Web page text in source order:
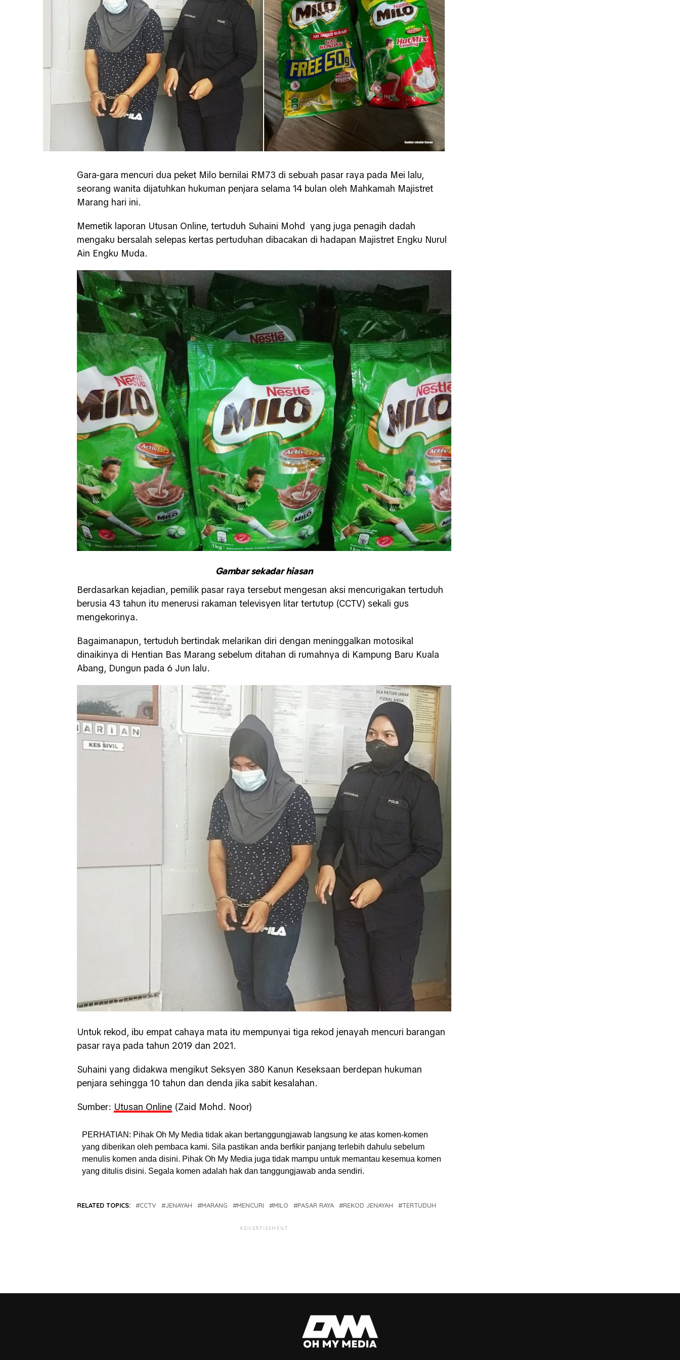
Gara-gara mencuri dua peket Milo bernilai RM73 di sebuah pasar raya pada Mei lalu,
seorang wanita dijatuhkan hukuman penjara selama 14 bulan oleh Mahkamah Majistret
Marang hari ini.
Memetik laporan Utusan Online, tertuduh Suhaini Mohd yang juga penagih dadah
mengaku bersalah selepas kertas pertuduhan dibacakan di hadapan Majistret Engku Nurul
Ain Engku Muda.
Gambar sekadar hiasan
Berdasarkan kejadian, pemilik pasar raya tersebut mengesan aksi mencurigakan tertuduh
berusia 43 tahun itu menerusi rakaman televisyen litar tertutup (CCTV) sekali gus
mengekorinya.
Bagaimanapun, tertuduh bertindak melarikan diri dengan meninggalkan motosikal
dinaikinya di Hentian Bas Marang sebelum ditahan di rumahnya di Kampung Baru Kuala
Abang, Dungun pada 6 Jun lalu.
Untuk rekod, ibu empat cahaya mata itu mempunyai tiga rekod jenayah mencuri barangan
pasar raya pada tahun 2019 dan 2021.
Suhaini yang didakwa mengikut Seksyen 380 Kanun Keseksaan berdepan hukuman
penjara sehingga 10 tahun dan denda jika sabit kesalahan.
Sumber: Utusan Online (Zaid Mohd. Noor)
PERHATIAN: Pihak Oh My Media tidak akan bertanggungjawab langsung ke atas komen-komen
yang diberikan oleh pembaca kami. Sila pastikan anda berfikir panjang terlebih dahulu sebelum
menulis komen anda disini. Pihak Oh My Media juga tidak mampu untuk memantau kesemua komen
yang ditulis disini. Segala komen adalah hak dan tanggungjawab anda sendiri.
RELATED TOPICS: CCTV JENAYAH MARANG MENCURI MILO PASAR RAYA REKOD JENAYAH TERTUDUH
ADVERTISEMENT